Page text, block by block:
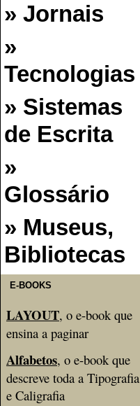
» Jornais
»
Tecnologias
» Sistemas
de Escrita
»
Glossário
» Museus,
Bibliotecas
E-BOOKS
LAYOUT, o e-book que
ensina a paginar
Alfabetos, o e-book que
descreve toda a Tipografia
e Caligrafia